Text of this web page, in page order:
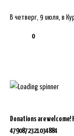
В четверг, 9 июля, в
0
Donations are welcome!
4790872321034884